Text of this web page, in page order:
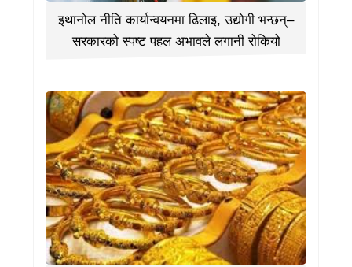
इथानोल नीति कार्यान्वयनमा ढिलाइ, उद्योगी भन्छन्–
सरकारको स्पष्ट पहल अभावले लगानी रोकियो